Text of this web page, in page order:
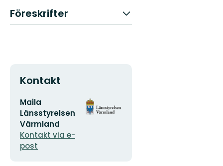
Föreskrifter
Kontakt
E-
postadress
Maila
Länsstyrelsen
Värmland
Kontakt via e-
post
Organisationens
logotyp